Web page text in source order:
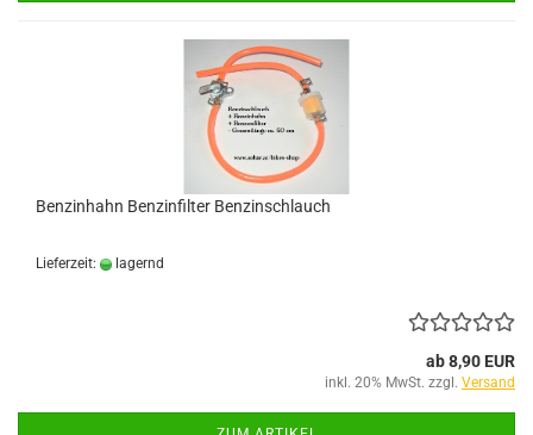
Benzinhahn Benzinfilter Benzinschlauch
Lieferzeit: lagernd
ab 8,90 EUR
inkl. 20% MwSt. zzgl. Versand